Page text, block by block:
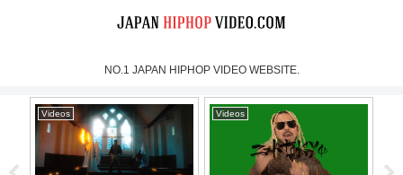
NO.1 JAPAN HIPHOP VIDEO WEBSITE.
Videos Videos